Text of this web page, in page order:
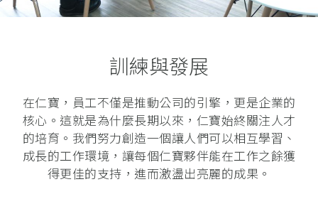
訓練與發展
在仁寶，員工不僅是推動公司的引擎，更是企業的
核心。這就是為什麼長期以來，仁寶始終關注人才
的培育。我們努力創造一個讓人們可以相互學習、
成長的工作環境，讓每個仁寶夥伴能在工作之餘獲
得更佳的支持，進而激盪出亮麗的成果。